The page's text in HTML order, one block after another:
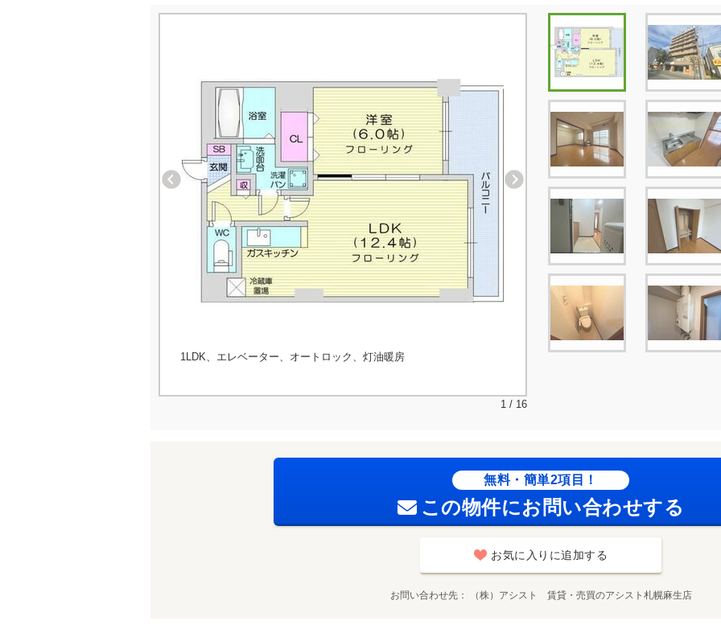
1LDK、エレベーター、オートロック、灯油暖房
1 / 16
無料・簡単2項目！
この物件にお問い合わせする
お気に入りに追加する
お問い合わせ先 （株）アシスト 賃貸・売買のアシスト札幌麻生店